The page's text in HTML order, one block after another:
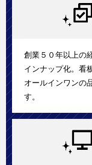
創業５０年以上の
インナップ化。看
オールインワンの
す。